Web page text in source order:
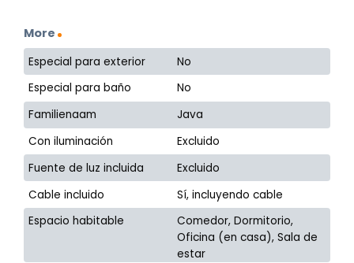
More
Especial para exterior
No
Especial para baño
No
Familienaam
Java
Con iluminación
Excluido
Fuente de luz incluida
Excluido
Cable incluido
Sí, incluyendo cable
Espacio habitable
Comedor, Dormitorio,
Oficina (en casa), Sala de
estar